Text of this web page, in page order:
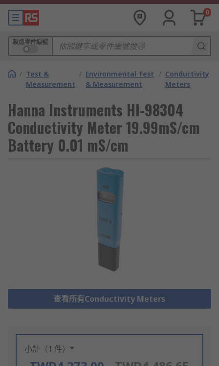
0
製造零件編號
/ Test &
Measurement
/ Environmental Test
& Measurement
/ Conductivity
Meters
Hanna Instruments HI-98304
Conductivity Meter 19.99mS/cm
Battery 0.01 mS/cm
查看所有Conductivity Meters
小計（1 件）*